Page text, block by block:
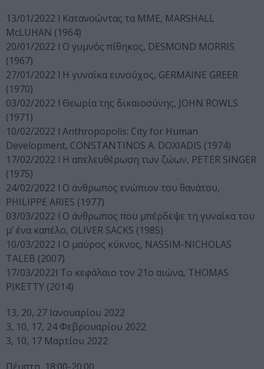
13/01/2022 l Κατανοώντας τα ΜΜΕ, MARSHALL
McLUHAN (1964)
20/01/2022 l Ο γυμνός πίθηκος, DESMOND MORRIS
(1967)
27/01/2022 l Η γυναίκα ευνούχος, GERMAINE GREER
(1970)
03/02/2022 l Θεωρία της δικαιοσύνης, JOHN ROWLS
(1971)
10/02/2022 l Anthropopolis: City for Human
Development, CONSTANTINOS A. DOXIADIS (1974)
17/02/2022 l Η απελευθέρωση των ζώων, PETER SINGER
(1975)
24/02/2022 l Ο άνθρωπος ενώπιον του θανάτου,
PHILIPPE ARIES (1977)
03/03/2022 l Ο άνθρωπος που µπέρδεψε τη γυναίκα του
µ’ ένα καπέλο, OLIVER SACKS (1985)
10/03/2022 l Ο μαύρος κύκνος, NASSIM-NICHOLAS
TALEB (2007)
17/03/2022l Το κεφάλαιο τον 21ο αιώνα, THOMAS
PIKETTY (2014)
13, 20, 27 Ιανουαρίου 2022
3, 10, 17, 24 Φεβρουαρίου 2022
3, 10, 17 Μαρτίου 2022